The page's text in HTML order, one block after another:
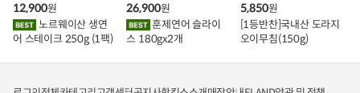
에
담
기
노르웨이산 생연
어 스테이크 250g (1팩)
12,900원
에
담
훈제연어 슬라이
스 180gx2개
26,900원
에
담
[1등반찬]국내산 도라지
오이무침(150g)
5,850원